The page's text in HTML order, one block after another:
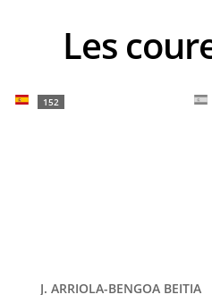
Les
152
J. ARRIOLA-BENGOA BEITIA